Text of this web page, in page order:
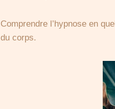
Comprendre l’hypnose en
du corps.